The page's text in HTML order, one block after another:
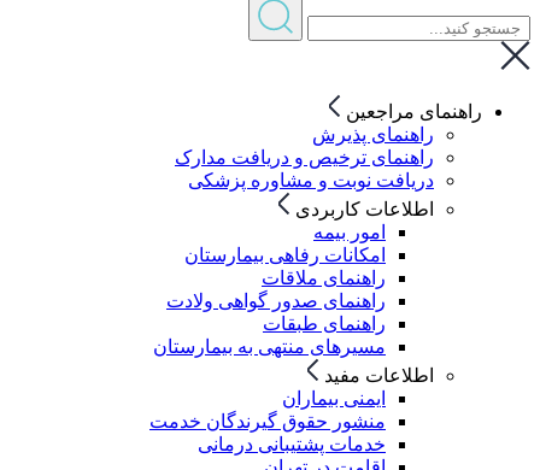
راهنمای مراجعین
راهنمای پذیرش
راهنمای ترخیص و دریافت مدارک
دریافت نوبت و مشاوره پزشکی
اطلاعات کاربردی
امور بیمه
امکانات رفاهی بیمارستان
راهنمای ملاقات
راهنمای صدور گواهی ولادت
راهنمای طبقات
مسیرهای منتهی به بیمارستان
اطلاعات مفید
ایمنی بیماران
منشور حقوق گیرندگان خدمت
خدمات پشتیبانی درمانی